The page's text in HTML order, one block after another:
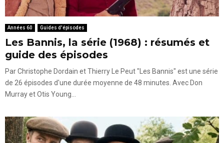
Années 60 Guides d'épisodes
Les Bannis, la série (1968) : résumés et
guide des épisodes
Par Christophe Dordain et Thierry Le Peut "Les Bannis" est une série
de 26 épisodes d'une durée moyenne de 48 minutes. Avec Don
Murray et Otis Young...